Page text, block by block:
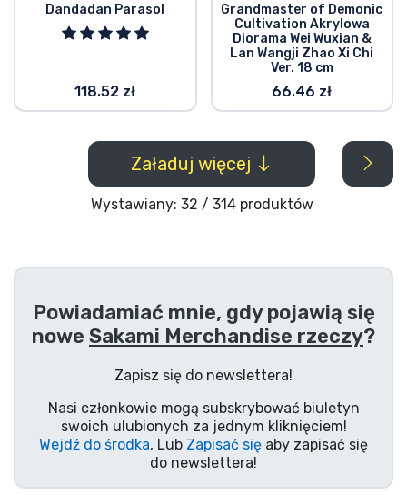
Dandadan Parasol
118.52 zł
Grandmaster of Demonic
Cultivation Akrylowa
Diorama Wei Wuxian &
Lan Wangji Zhao Xi Chi
Ver. 18 cm
66.46 zł
Załaduj więcej
Wystawiany: 32 / 314 produktów
Powiadamiać mnie, gdy pojawią się
nowe Sakami Merchandise rzeczy?
Zapisz się do newslettera!
Nasi członkowie mogą subskrybować biuletyn
swoich ulubionych za jednym kliknięciem!
Wejdź do środka, Lub Zapisać się aby zapisać się
do newslettera!